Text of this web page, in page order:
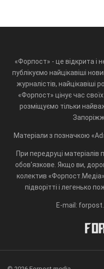
«Форпост» - це відкрита
публікуємо найцікавіші
журналістів, найцікавіші
«Форпост» цінує час
розміщуємо тільки
Матеріали з позначкою
При передруці
обов'язкове. Якщо ви,
колектив
підворітті і легенько
E-mail: